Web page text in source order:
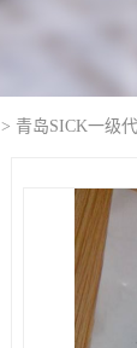
> 青岛SICK一级